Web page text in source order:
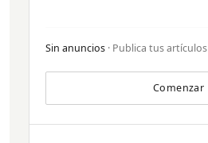
Sin anuncios · Publica tus artículos
Comenzar